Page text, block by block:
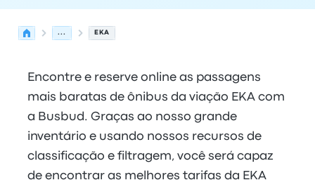
... EKA
Encontre e reserve online as passagens
mais baratas de ônibus da viação EKA com
a Busbud. Graças ao nosso grande
inventário e usando nossos recursos de
classificação e filtragem, você será capaz
de encontrar as melhores tarifas da EKA